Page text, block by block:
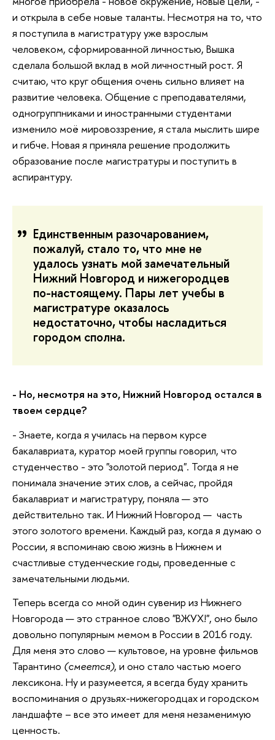
и открыла в себе новые таланты. Несмотря на то, что
я поступила в магистратуру уже взрослым
человеком, сформированной личностью, Вышка
сделала большой вклад в мой личностный рост. Я
считаю, что круг общения очень сильно влияет на
развитие человека. Общение с преподавателями,
одногруппниками и иностранными студентами
изменило моё мировоззрение, я стала мыслить шире
и гибче. Новая я приняла решение продолжить
образование после магистратуры и поступить в
аспирантуру.
Единственным разочарованием,
пожалуй, стало то, что мне не
удалось узнать мой замечательный
Нижний Новгород и нижегородцев
по-настоящему. Пары лет учебы в
магистратуре оказалось
недостаточно, чтобы насладиться
городом сполна.
- Но, несмотря на это, Нижний Новгород остался в
твоем сердце?
- Знаете, когда я училась на первом курсе
бакалавриата, куратор моей группы говорил, что
студенчество - это "золотой период". Тогда я не
понимала значение этих слов, а сейчас, пройдя
бакалавриат и магистратуру, поняла — это
действительно так. И Нижний Новгород — часть
этого золотого времени. Каждый раз, когда я думаю о
России, я вспоминаю свою жизнь в Нижнем и
счастливые студенческие годы, проведенные с
замечательными людьми.
Теперь всегда со мной один сувенир из Нижнего
Новгорода — это странное слово "ВЖУХ!", оно было
довольно популярным мемом в России в 2016 году.
Для меня это слово — культовое, на уровне фильмов
Тарантино (смеется), и оно стало частью моего
лексикона. Ну и разумеется, я всегда буду хранить
воспоминания о друзьях-нижегородцах и городском
ландшафте – все это имеет для меня незаменимую
ценность.